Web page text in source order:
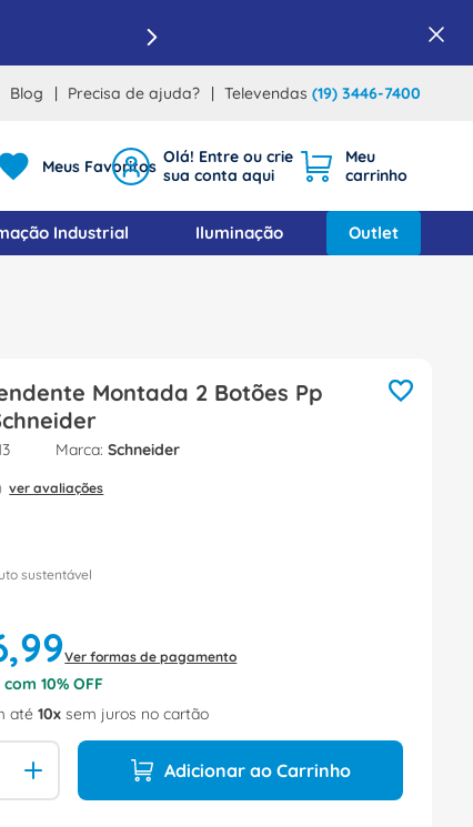
Blog Precisa de ajuda? Televendas (19) 3446-7400
Meus Favoritos
Industrial Iluminação Outlet
Montada 2 Botões Pp
Schneider
ver avaliações
sustentável
,99Ver formas de pagamento
com10% OFF
até10 sem juros no cartão
Adicionar ao Carrinho